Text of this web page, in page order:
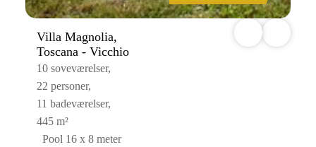
Villa Magnolia,
Toscana - Vicchio
10 soveværelser,
22 personer,
11 badeværelser,
445 m²
Pool 16 x 8 meter